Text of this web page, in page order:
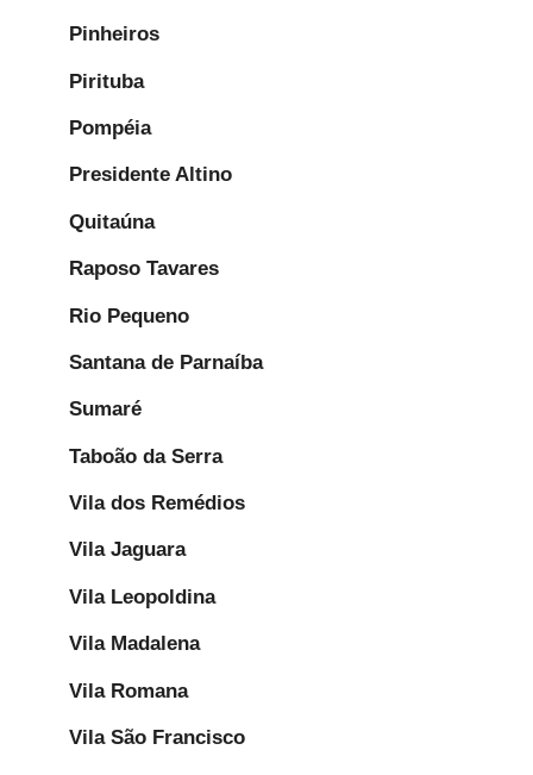
Pinheiros
Pirituba
Pompéia
Presidente Altino
Quitaúna
Raposo Tavares
Rio Pequeno
Santana de Parnaíba
Sumaré
Taboão da Serra
Vila dos Remédios
Vila Jaguara
Vila Leopoldina
Vila Madalena
Vila Romana
Vila São Francisco